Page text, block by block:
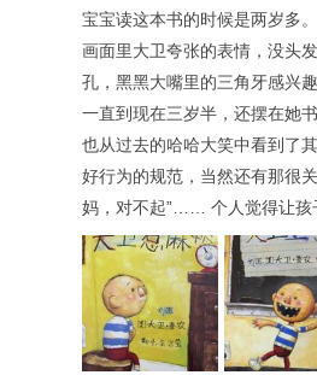
节补充完整，不仅锻炼了孩子
让孩子自然明白自己行为的边
子也许很快就能养成啦。 4.整
子，只有在最后大卫睡觉时出
这么小的部位却是那样温馨。
在，貌似简单的画面却传递了
言，这种深层意义反而让天真
哦。这是作者与孩子之间的沟
的意义所在。​因此，每次读完
子：“无论犯什么错，都要诚
你！”这样的话语可以减轻孩子
这样不仅促进了亲情的发展，
宝宝读这本书的时候是两岁多
画面里大卫夸张的表情，没头
孔，黑黑大嘴里的三角牙感兴
一直到现在三岁半，还摆在她
也从过去的哈哈大笑中看到了
好行为的规范，当然还有那很
妈，对不起”…… 个人觉得让孩
摆脱师傅式的“说教”，确实是
形象，老少皆爱!